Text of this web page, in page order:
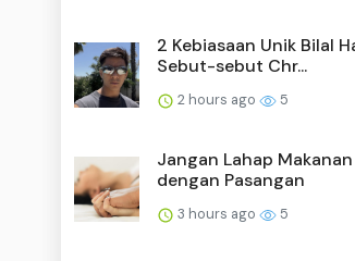
2 Kebiasaan Unik Bilal
Sebut-sebut Chr...
2 hours ago 5
Jangan Lahap
dengan Pasangan
3 hours ago 5